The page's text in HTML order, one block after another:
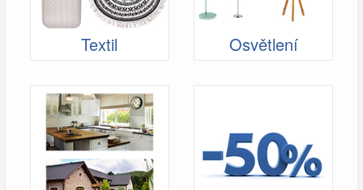
Textil Osvětlení